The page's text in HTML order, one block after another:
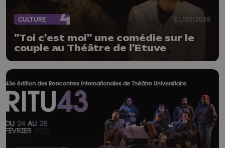
CULTURE 01/03/2026
"Toi c'est moi" une comédie sur le
couple au Théâtre de l'Etuve